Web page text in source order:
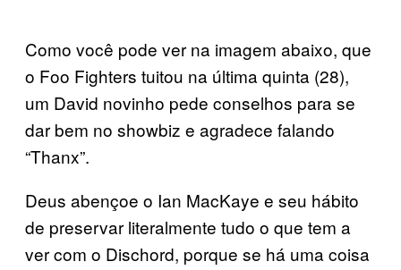
Como você pode ver na imagem abaixo, que
o Foo Fighters tuitou na última quinta (28),
um David novinho pede conselhos para se
dar bem no showbiz e agradece falando
“Thanx”.
Deus abençoe o Ian MacKaye e seu hábito
de preservar literalmente tudo o que tem a
ver com o Dischord, porque se há uma coisa